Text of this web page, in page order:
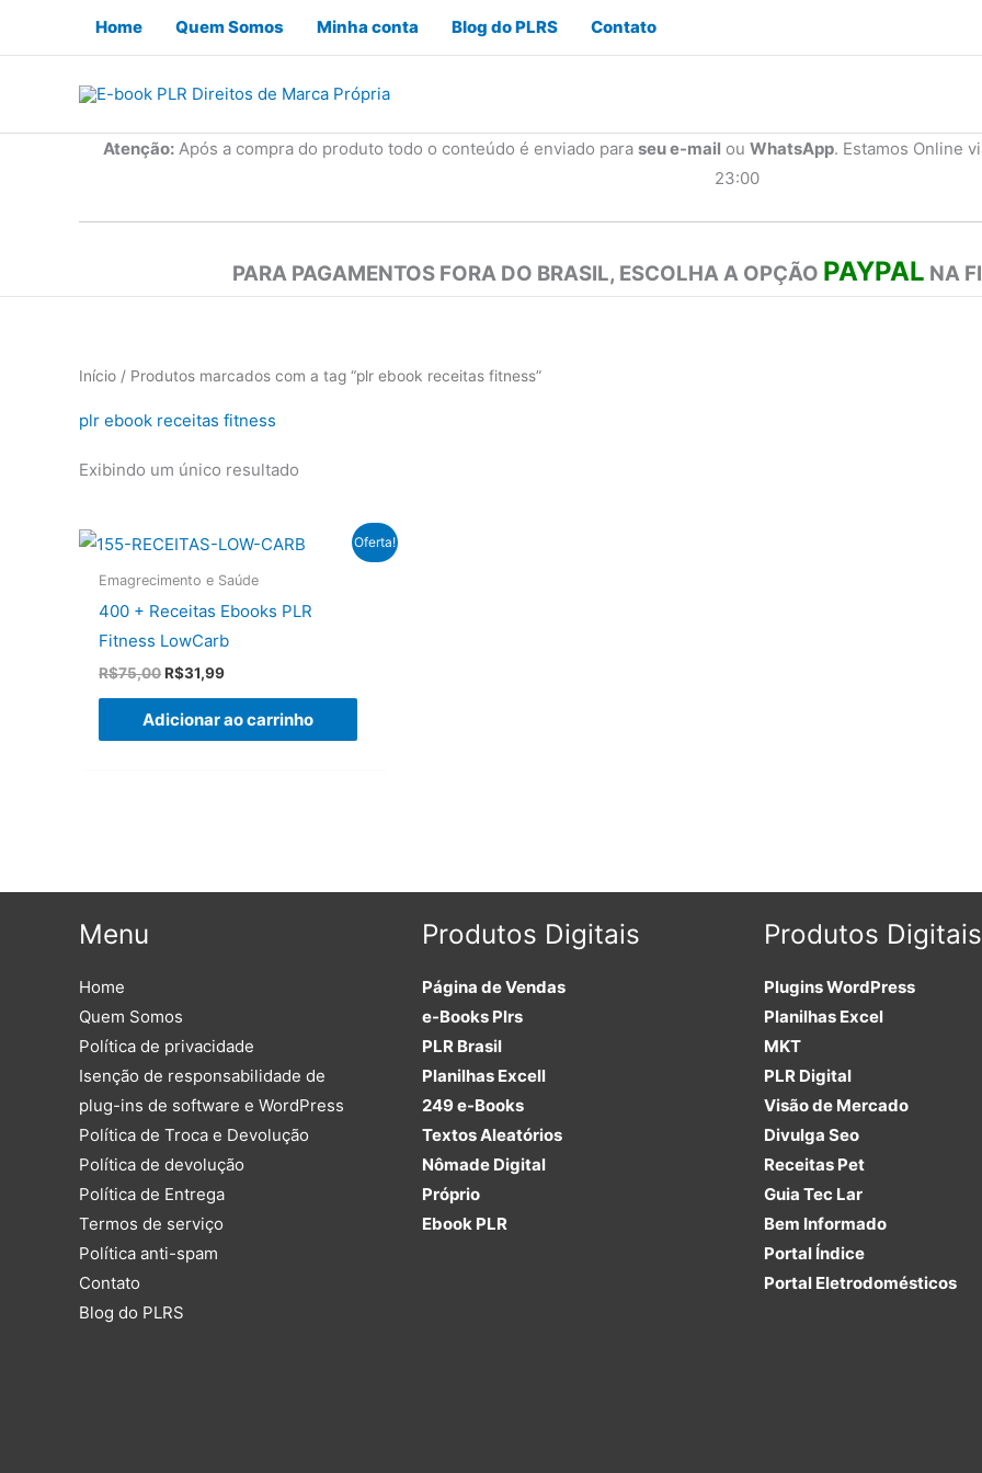
Home Quem Somos Minha conta Blog do PLRS Contato
Atenção:Após a compra do produto todo o conteúdo é enviado para seu e-mail ou WhatsApp. Estamos Online
23:00
PARA PAGAMENTOS FORA DO BRASIL, ESCOLHA A OPÇÃO PAYPAL NA
Início / Produtos marcados com a tag “plr ebook receitas fitness”
plr ebook receitas fitness
Exibindo um único resultado
Oferta!
Emagrecimento e Saúde
400 + Receitas Ebooks PLR
Fitness LowCarb
R$75,00O
original
era:
R$75,00.
R$31,99O
é:
R$31,99.
Adicionar ao carrinho
Menu
Home
Quem Somos
Política de privacidade
Isenção de responsabilidade de
plug-ins de software e WordPress
Política de Troca e Devolução
Política de devolução
Política de Entrega
Termos de serviço
Política anti-spam
Contato
Blog do PLRS
Produtos Digitais
Página de Vendas
e-Books Plrs
PLR Brasil
Planilhas Excell
249 e-Books
Textos Aleatórios
Nômade Digital
Próprio
Ebook PLR
Produtos Digitais
PluginsWordPress
Planilhas Excel
MKT
PLR Digital
Visão de Mercado
Divulga Seo
Receitas Pet
Guia Tec Lar
Bem Informado
Portal Índice
Portal Eletrodomésticos